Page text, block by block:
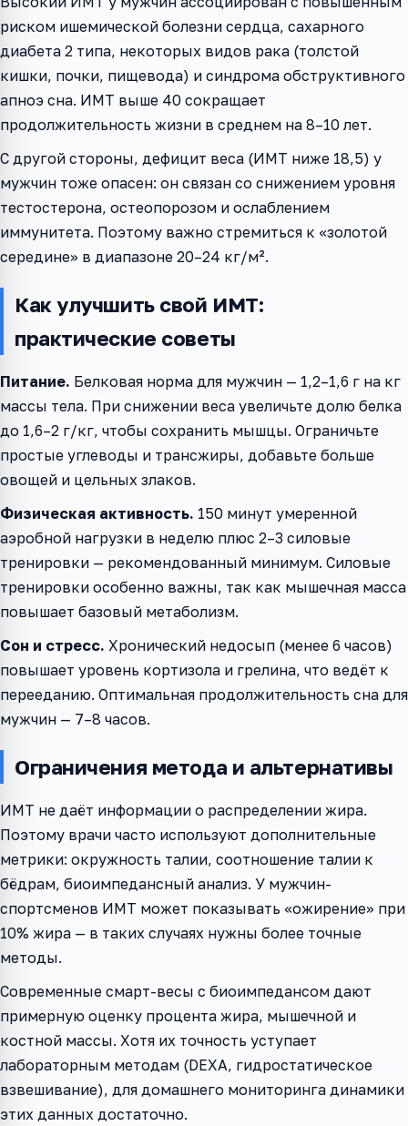
риском ишемической болезни сердца, сахарного
диабета 2 типа, некоторых видов рака (толстой
кишки, почки, пищевода) и синдрома обструктивного
апноэ сна. ИМТ выше 40 сокращает
продолжительность жизни в среднем на 8–10 лет.
С другой стороны, дефицит веса (ИМТ ниже 18,5) у
мужчин тоже опасен: он связан со снижением уровня
тестостерона, остеопорозом и ослаблением
иммунитета. Поэтому важно стремиться к «золотой
середине» в диапазоне 20–24 кг/м².
Как улучшить свой ИМТ:
практические советы
Питание. Белковая норма для мужчин — 1,2–1,6 г на кг
массы тела. При снижении веса увеличьте долю белка
до 1,6–2 г/кг, чтобы сохранить мышцы. Ограничьте
простые углеводы и трансжиры, добавьте больше
овощей и цельных злаков.
Физическая активность. 150 минут умеренной
аэробной нагрузки в неделю плюс 2–3 силовые
тренировки — рекомендованный минимум. Силовые
тренировки особенно важны, так как мышечная масса
повышает базовый метаболизм.
Сон и стресс. Хронический недосып (менее 6 часов)
повышает уровень кортизола и грелина, что ведёт к
перееданию. Оптимальная продолжительность сна для
мужчин — 7–8 часов.
Ограничения метода и альтернативы
ИМТ не даёт информации о распределении жира.
Поэтому врачи часто используют дополнительные
метрики: окружность талии, соотношение талии к
бёдрам, биоимпедансный анализ. У мужчин-
спортсменов ИМТ может показывать «ожирение» при
10% жира — в таких случаях нужны более точные
методы.
Современные смарт-весы с биоимпедансом дают
примерную оценку процента жира, мышечной и
костной массы. Хотя их точность уступает
лабораторным методам (DEXA, гидростатическое
взвешивание), для домашнего мониторинга динамики
этих данных достаточно.